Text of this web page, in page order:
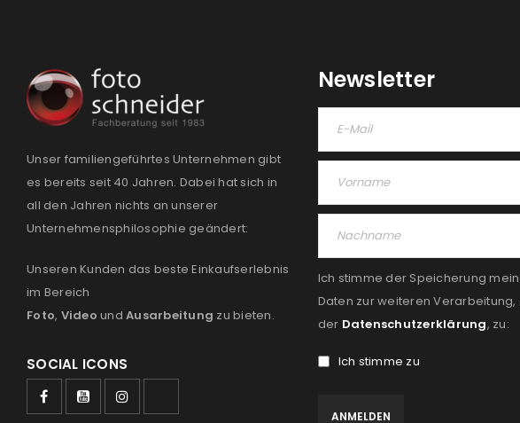
Unser familiengeführtes Unternehmen gibt
es bereits seit 40 Jahren. Dabei hat sich in
all den Jahren nichts an unserer
Unternehmensphilosophie geändert:
Unseren Kunden das beste Einkaufserlebnis
im Bereich
Foto, Video und Ausarbeitung zu bieten.
SOCIAL ICONS
Newsletter
Ich stimme der Speicherung
Daten zur weiteren
der Datenschutzerklärung, zu:
Ich stimme zu